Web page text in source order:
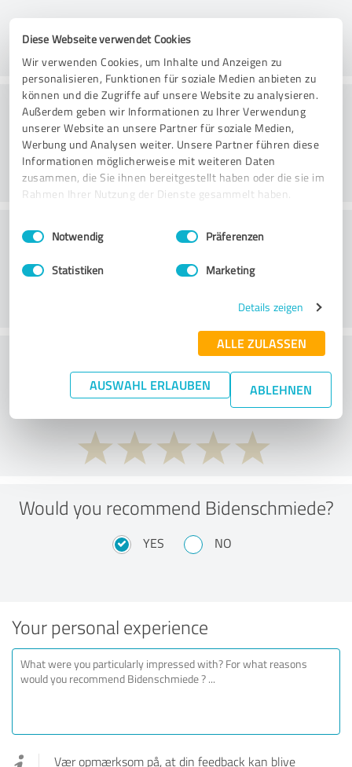
Diese Webseite verwendet Cookies
Wir verwenden Cookies, um Inhalte und Anzeigen zu
personalisieren, Funktionen für soziale Medien anbieten zu
können und die Zugriffe auf unsere Website zu analysieren.
Außerdem geben wir Informationen zu Ihrer Verwendung
unserer Website an unsere Partner für soziale Medien,
Werbung und Analysen weiter. Unsere Partner führen diese
Informationen möglicherweise mit weiteren Daten
zusammen, die Sie ihnen bereitgestellt haben oder die sie im
Rahmen Ihrer Nutzung der Dienste gesammelt haben.
Impressum Datenschutzbestimmungen
Einwilligungsauswahl
Notwendig Präferenzen
Statistiken Marketing
Details zeigen
ALLE ZULASSEN
AUSWAHL ERLAUBEN ABLEHNEN
Rådgivning
Kundeservice
What do you think of the price to
performance ratio?
Would you recommend Bidenschmiede?
YES NO
Your personal experience
Vær opmærksom på, at din feedback kan blive